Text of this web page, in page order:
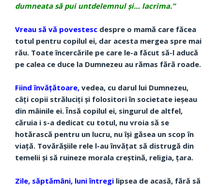
dumneata să pui untdelemnul și… lacrima.”
Vreau să vă povestesc despre o mamă care făcea
totul pentru copilul ei, dar acesta mergea spre mai
rău. Toate încercările pe care le-a făcut să-l aducă
pe calea ce duce la Dumnezeu au rămas fără roade.
Fiind învățătoare, vedea, cu darul lui Dumnezeu,
câți copii străluciți și folositori în societate ieșeau
din mâinile ei. Însă copilul ei, singurul de altfel,
căruia i s-a dedicat cu totul, nu vroia să se
hotărască pentru un lucru, nu își găsea un scop în
viață. Tovărășiile rele l-au învățat să distrugă din
temelii și să ruineze morala creștină, religia, țara.
Zile, săptămâni, luni întregi lipsea de acasă, fără să